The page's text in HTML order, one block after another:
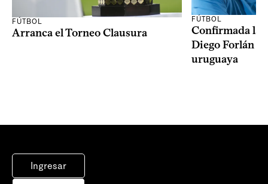
FÚTBOL
Arranca el Torneo Clausura
FÚTBOL
Confirmada la
Diego Forlán
uruguaya
Ingresar